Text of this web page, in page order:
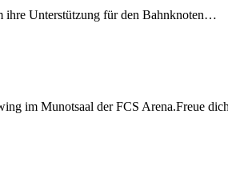
ihre Unterstützung für den Bahnknoten…
im Munotsaal der FCS Arena.Freue